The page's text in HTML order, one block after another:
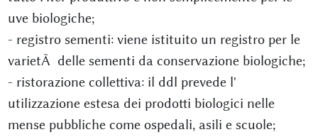
uve biologiche;
- registro sementi: viene istituito un registro per le
varietÃ delle sementi da conservazione biologiche;
- ristorazione collettiva: il ddl prevede l'
utilizzazione estesa dei prodotti biologici nelle
mense pubbliche come ospedali, asili e scuole;